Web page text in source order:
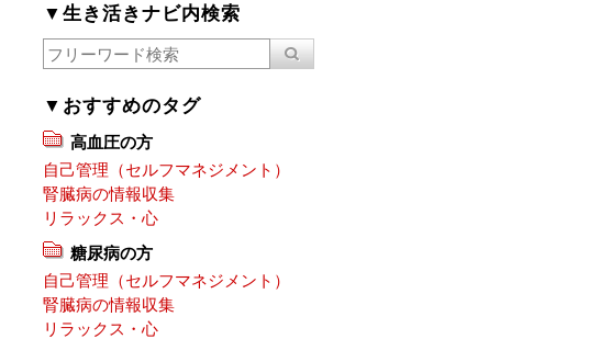
▼生き活きナビ内検索
▼おすすめのタグ
高血圧の方
自己管理（セルフマネジメント）
腎臓病の情報収集
リラックス・心
糖尿病の方
自己管理（セルフマネジメント）
腎臓病の情報収集
リラックス・心